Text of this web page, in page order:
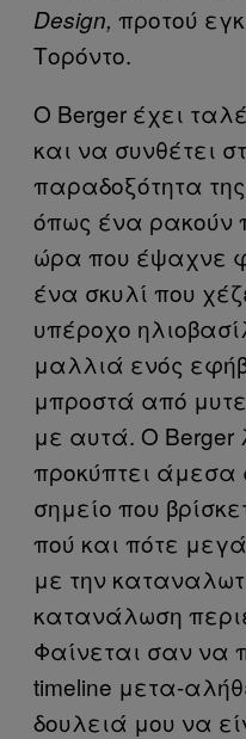
Design, προτού
Τορόντο.
O Berger έχει
και να συνθέτει
παραδοξότητα
όπως ένα ρακούν
ώρα που έψαχνε
ένα σκυλί που
υπέροχο
μαλλιά ενός
μπροστά από
με αυτά. Ο Berger
προκύπτει άμεσα
σημείο που
πού και πότε
με την
κατανάλωση
Φαίνεται σαν να
timeline μετα-
δουλειά μου να